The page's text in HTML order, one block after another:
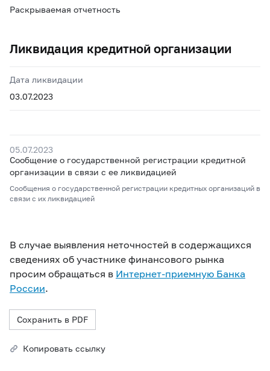
Раскрываемая отчетность
Ликвидация кредитной организации
Дата ликвидации
03.07.2023
05.07.2023
Сообщение о государственной регистрации кредитной
организации в связи с ее ликвидацией
Сообщения о государственной регистрации кредитных организаций в
связи с их ликвидацией
В случае выявления неточностей в содержащихся
сведениях об участнике финансового рынка
просим обращаться в Интернет-приемную Банка
России.
Сохранить в PDF
Копировать ссылку